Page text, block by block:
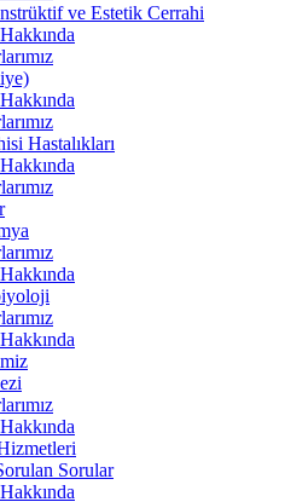
ve Estetik Cerrahi
Hastalıkları
Sorular